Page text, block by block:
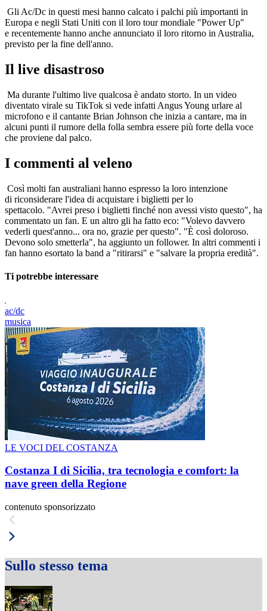
Gli Ac/Dc in questi mesi hanno calcato i palchi più importanti in
Europa e negli Stati Uniti con il loro tour mondiale "Power Up"
e recentemente hanno anche annunciato il loro ritorno in Australia,
previsto per la fine dell'anno.
Il live disastroso
Ma durante l'ultimo live qualcosa è andato storto. In un video
diventato virale su TikTok si vede infatti Angus Young urlare al
microfono e il cantante Brian Johnson che inizia a cantare, ma in
alcuni punti il rumore della folla sembra essere più forte della voce
che proviene dal palco.
I commenti al veleno
Così molti fan australiani hanno espresso la loro intenzione
di riconsiderare l'idea di acquistare i biglietti per lo
spettacolo. "Avrei preso i biglietti finché non avessi visto questo", ha
commentato un fan. E un altro gli ha fatto eco: "Volevo davvero
vederli quest'anno... ora no, grazie per questo". "È così doloroso.
Devono solo smetterla", ha aggiunto un follower. In altri commenti i
fan hanno esortato la band a "ritirarsi" e "salvare la propria eredità".
Ti potrebbe interessare
ac/dc
musica
LE VOCI DEL COSTANZA
Costanza I di Sicilia, tra tecnologia e comfort: la
nave green della Regione
contenuto sponsorizzato
Sullo stesso tema